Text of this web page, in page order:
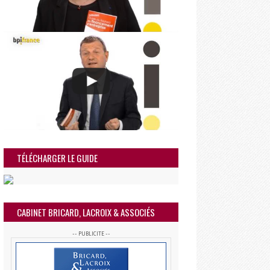
TÉLÉCHARGER LE GUIDE
CABINET BRICARD, LACROIX & ASSOCIÉS
-- PUBLICITE --